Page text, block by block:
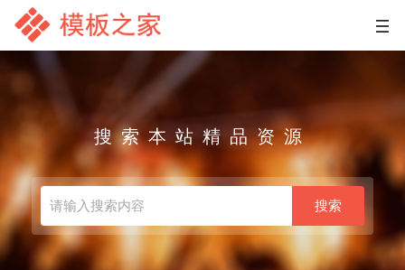
搜索本站精品资源
搜索